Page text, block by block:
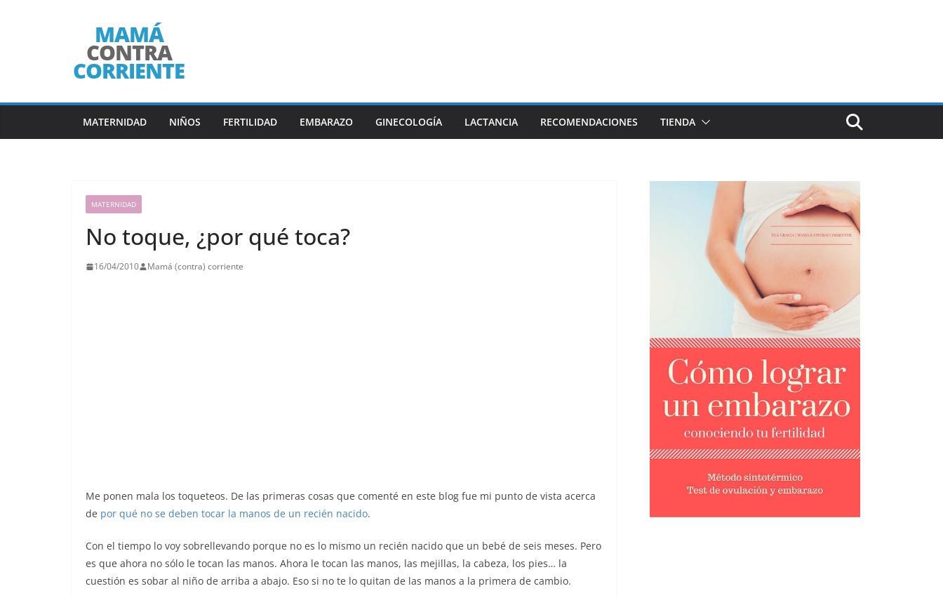
MATERNIDAD NIÑOS FERTILIDAD EMBARAZO GINECOLOGÍA LACTANCIA RECOMENDACIONES TIENDA
MATERNIDAD
No toque, ¿por qué toca?
16/04/2010 Mamá (contra) corriente
Me ponen mala los toqueteos. De las primeras cosas que comenté en este blog fue mi punto de vista acerca
de por qué no se deben tocar la manos de un recién nacido.
Con el tiempo lo voy sobrellevando porque no es lo mismo un recién nacido que un bebé de seis meses. Pero
es que ahora no sólo le tocan las manos. Ahora le tocan las manos, las mejillas, la cabeza, los pies… la
cuestión es sobar al niño de arriba a abajo. Eso si no te lo quitan de las manos a la primera de cambio.